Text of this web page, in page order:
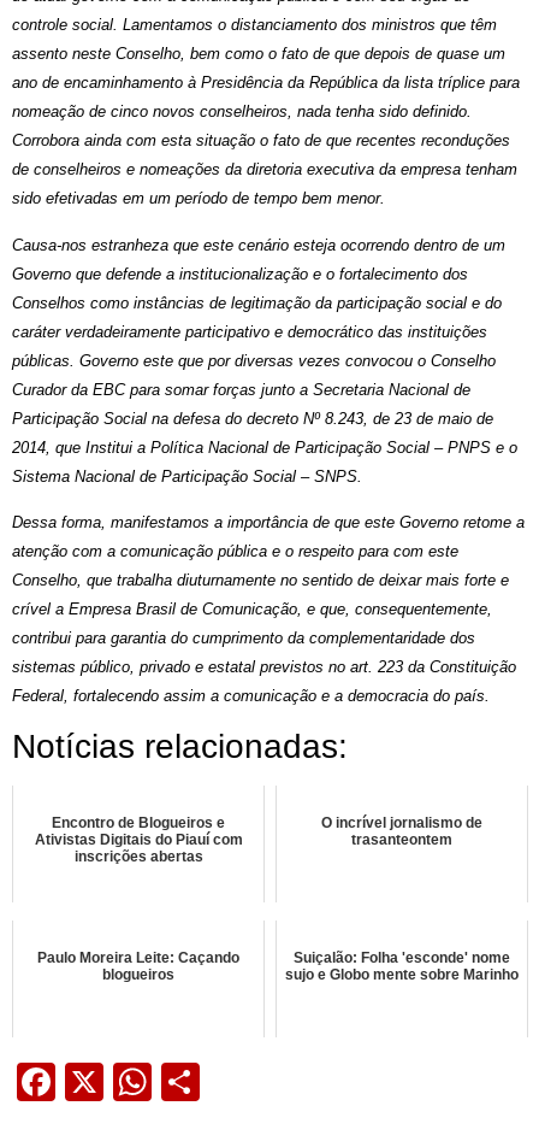
controle social. Lamentamos o distanciamento dos ministros que têm
assento neste Conselho, bem como o fato de que depois de quase um
ano de encaminhamento à Presidência da República da lista tríplice para
nomeação de cinco novos conselheiros, nada tenha sido definido.
Corrobora ainda com esta situação o fato de que recentes reconduções
de conselheiros e nomeações da diretoria executiva da empresa tenham
sido efetivadas em um período de tempo bem menor.
Causa-nos estranheza que este cenário esteja ocorrendo dentro de um
Governo que defende a institucionalização e o fortalecimento dos
Conselhos como instâncias de legitimação da participação social e do
caráter verdadeiramente participativo e democrático das instituições
públicas. Governo este que por diversas vezes convocou o Conselho
Curador da EBC para somar forças junto a Secretaria Nacional de
Participação Social na defesa do decreto Nº 8.243, de 23 de maio de
2014, que Institui a Política Nacional de Participação Social – PNPS e o
Sistema Nacional de Participação Social – SNPS.
Dessa forma, manifestamos a importância de que este Governo retome a
atenção com a comunicação pública e o respeito para com este
Conselho, que trabalha diuturnamente no sentido de deixar mais forte e
crível a Empresa Brasil de Comunicação, e que, consequentemente,
contribui para garantia do cumprimento da complementaridade dos
sistemas público, privado e estatal previstos no art. 223 da Constituição
Federal, fortalecendo assim a comunicação e a democracia do país.
Notícias relacionadas:
Encontro de Blogueiros e
Ativistas Digitais do Piauí com
inscrições abertas
O incrível jornalismo de
trasanteontem
Paulo Moreira Leite: Caçando
blogueiros
Suiçalão: Folha 'esconde' nome
sujo e Globo mente sobre Marinho
Facebook
X WhatsApp